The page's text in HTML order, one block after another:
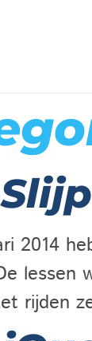
2014
lessen
rijden